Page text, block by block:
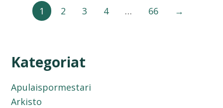
1 2 3 4 … 66 →
Kategoriat
Apulaispormestari
Arkisto